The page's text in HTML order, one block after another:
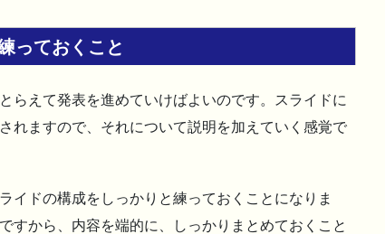
っておくこと
らえて発表を進めていけばよいのです。スライドに
れますので、それについて説明を加えていく感覚で
イドの構成をしっかりと練っておくことになりま
すから、内容を端的に、しっかりまとめておくこと